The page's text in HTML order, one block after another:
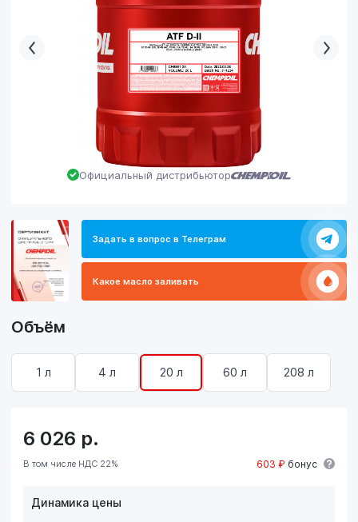
Официальный дистрибьютор
Задать в вопрос в Телеграм
Какое масло заливать
Объём
1 л 4 л 20 л 60 л 208 л
6 026 р.
В том числе НДС 22% 603 ₽ бонус
Динамика цены